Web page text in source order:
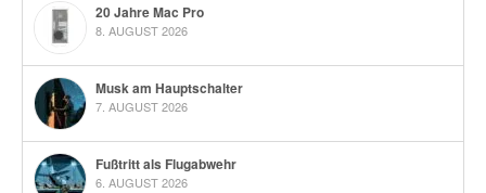
20 Jahre Mac Pro
8. AUGUST 2026
Musk am Hauptschalter
7. AUGUST 2026
Fußtritt als Flugabwehr
6. AUGUST 2026